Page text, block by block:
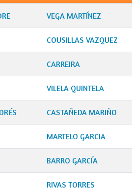
VEGA MARTÍNEZ
COUSILLAS VAZQUEZ
CARREIRA
VILELA QUINTELA
CASTAÑEDA MARIÑO
MARTELO GARCIA
BARRO GARCÍA
RIVAS TORRES